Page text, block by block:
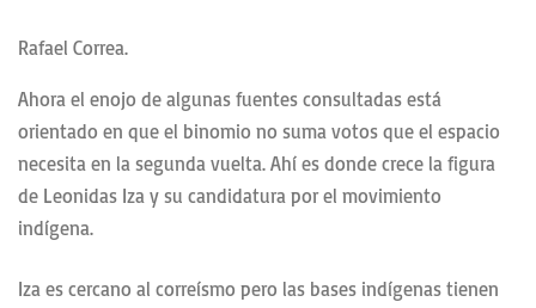
Rafael Correa.
Ahora el enojo de algunas fuentes consultadas está
orientado en que el binomio no suma votos que el espacio
necesita en la segunda vuelta. Ahí es donde crece la figura
de Leonidas Iza y su candidatura por el movimiento
indígena.
Iza es cercano al correísmo pero las bases indígenas tienen